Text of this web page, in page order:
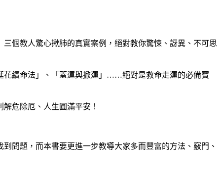
個教人驚心揪肺的真實案例，絕對教你驚悚、訝異、不可思
花續命法」、「蓋運與掀運」……絕對是救命走運的必備寶
危除厄、人生圓滿平安！
問題，而本書要更進一步教導大家多而豐富的方法、竅門、